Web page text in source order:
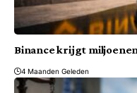
Binance krijgt
4 Maanden Geleden